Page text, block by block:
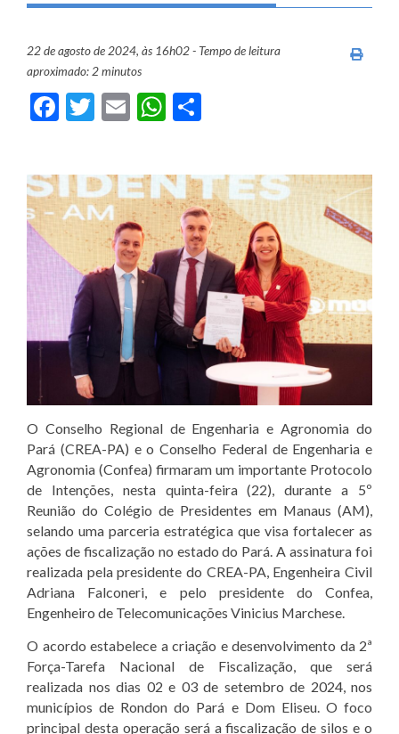
22 de agosto de 2024, às 16h02 - Tempo de leitura
aproximado: 2 minutos
Facebook
Twitter
EmailWhatsApp
O Conselho Regional de Engenharia e Agronomia do
Pará (CREA-PA) e o Conselho Federal de Engenharia e
Agronomia (Confea) firmaram um importante Protocolo
de Intenções, nesta quinta-feira (22), durante a 5º
Reunião do Colégio de Presidentes em Manaus (AM),
selando uma parceria estratégica que visa fortalecer as
ações de fiscalização no estado do Pará. A assinatura foi
realizada pela presidente do CREA-PA, Engenheira Civil
Adriana Falconeri, e pelo presidente do Confea,
Engenheiro de Telecomunicações Vinicius Marchese.
O acordo estabelece a criação e desenvolvimento da 2ª
Força-Tarefa Nacional de Fiscalização, que será
realizada nos dias 02 e 03 de setembro de 2024, nos
municípios de Rondon do Pará e Dom Eliseu. O foco
principal desta operação será a fiscalização de silos e o